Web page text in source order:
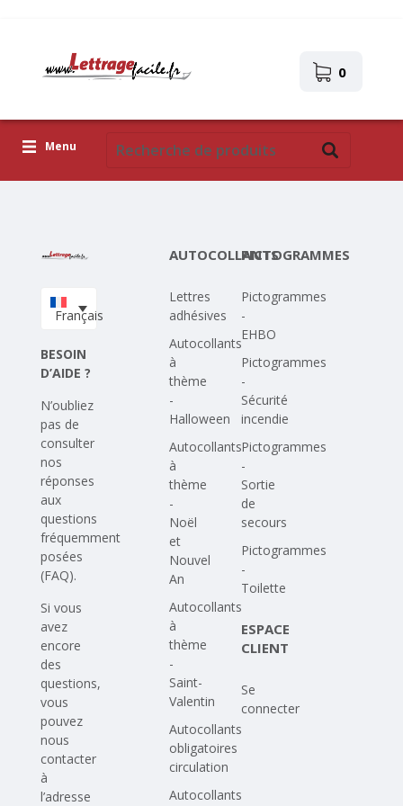
0
Menu
Téléchargez votre propre conception
Français
BESOIN
D’AIDE ?
N’oubliez
pas de
consulter
nos
réponses
aux
questions
fréquemment
posées
(FAQ).
Si vous
avez
encore
des
questions,
vous
pouvez
nous
contacter
à
l’adresse
AUTOCOLLANTS
Lettres
adhésives
Autocollants
à
thème
-
Halloween
Autocollants
à
thème
-
Noël
et
Nouvel
An
Autocollants
à
thème
-
Saint-
Valentin
Autocollants
obligatoires
circulation
Autocollants
PICTOGRAMMES
Pictogrammes
-
EHBO
Pictogrammes
-
Sécurité
incendie
Pictogrammes
-
Sortie
de
secours
Pictogrammes
-
Toilette
ESPACE
CLIENT
Se
connecter